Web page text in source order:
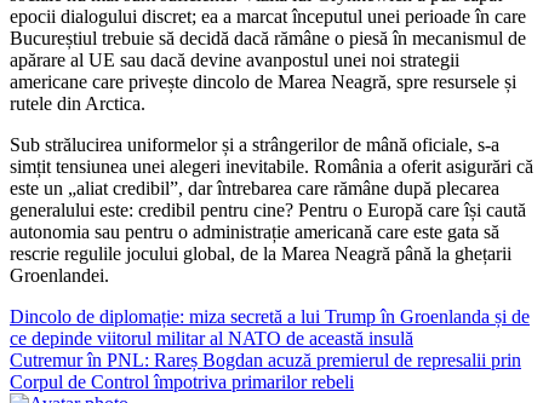
epocii dialogului discret; ea a marcat începutul unei perioade în care
Bucureștiul trebuie să decidă dacă rămâne o piesă în mecanismul de
apărare al UE sau dacă devine avanpostul unei noi strategii
americane care privește dincolo de Marea Neagră, spre resursele și
rutele din Arctica.
Sub strălucirea uniformelor și a strângerilor de mână oficiale, s-a
simțit tensiunea unei alegeri inevitabile. România a oferit asigurări că
este un „aliat credibil”, dar întrebarea care rămâne după plecarea
generalului este: credibil pentru cine? Pentru o Europă care își caută
autonomia sau pentru o administrație americană care este gata să
rescrie regulile jocului global, de la Marea Neagră până la ghețarii
Groenlandei.
Navigare
în
articole
Dincolo de diplomație: miza secretă a lui Trump în Groenlanda și de
ce depinde viitorul militar al NATO de această insulă
Cutremur în PNL: Rareș Bogdan acuză premierul de represalii prin
Corpul de Control împotriva primarilor rebeli